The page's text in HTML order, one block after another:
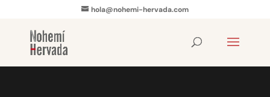
hola@nohemi-hervada.com